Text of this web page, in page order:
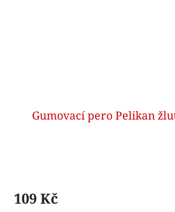
Gumovací pero Pelikan
109 Kč